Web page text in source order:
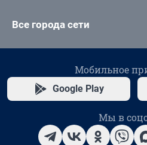
Все города сети
Мобильное
Google Play
Мы в